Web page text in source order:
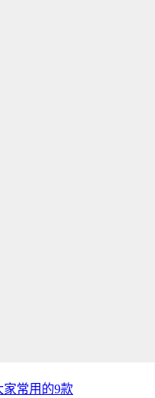
常用的9款